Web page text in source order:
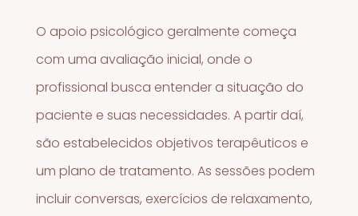
O apoio psicológico geralmente começa
com uma avaliação inicial, onde o
profissional busca entender a situação do
paciente e suas necessidades. A partir daí,
são estabelecidos objetivos terapêuticos e
um plano de tratamento. As sessões podem
incluir conversas, exercícios de relaxamento,